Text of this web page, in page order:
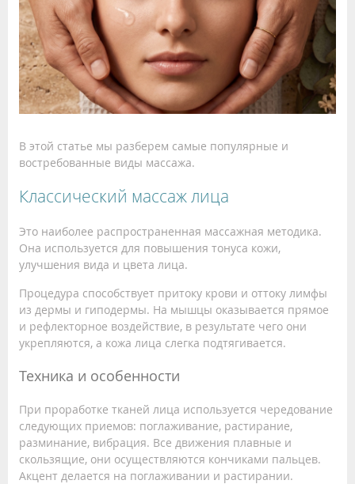
В этой статье мы разберем самые популярные и
востребованные виды массажа.
Классический массаж лица
Это наиболее распространенная массажная методика.
Она используется для повышения тонуса кожи,
улучшения вида и цвета лица.
Процедура способствует притоку крови и оттоку лимфы
из дермы и гиподермы. На мышцы оказывается прямое
и рефлекторное воздействие, в результате чего они
укрепляются, а кожа лица слегка подтягивается.
Техника и особенности
При проработке тканей лица используется чередование
следующих приемов: поглаживание, растирание,
разминание, вибрация. Все движения плавные и
скользящие, они осуществляются кончиками пальцев.
Акцент делается на поглаживании и растирании.